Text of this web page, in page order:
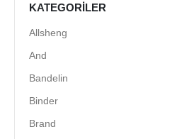
KATEGORILER
Allsheng
And
Bandelin
Binder
Brand